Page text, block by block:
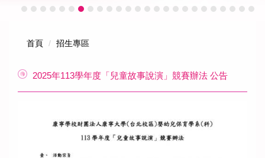
首頁 招生專區
2025年113學年度「兒童故事說演」競賽辦法 公告